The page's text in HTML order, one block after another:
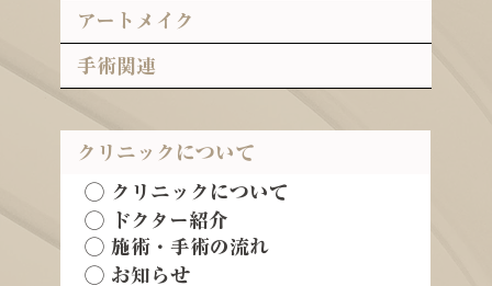
アートメイク
手術関連
クリニックについて
◯ クリニックについて
◯ ドクター紹介
◯ 施術・手術の流れ
◯ お知らせ